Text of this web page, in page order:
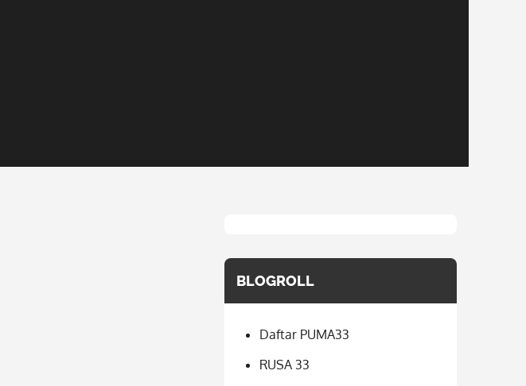
BLOGROLL
Daftar PUMA33
RUSA 33